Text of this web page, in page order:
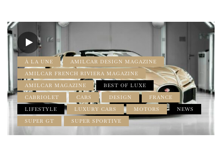
À LA UNE
AMILCAR DESIGN MAGAZINE
AMILCAR FRENCH RIVIERA MAGAZINE
AMILCAR MAGAZINE
BEST OF LUXE
CABRIOLET
CARS DESIGN
FRANCE
LIFESTYLE
LUXURY CARS MOTORS
NEWS
SUPER GT
SUPER SPORTIVE